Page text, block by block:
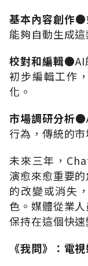
基本內容創作●
能夠自動生成
校對和編輯●AI
初步編輯工作
化。
市場調研分析
行為，傳統的
未來三年，
演愈來愈重要
的改變或消失
色。媒體從業
保持在這個快
《我問》： 電